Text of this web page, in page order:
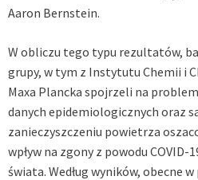
Aaron Bernstein.
W obliczu tego typu rezultatów,
grupy, w tym z Instytutu Chemii i
Maxa Plancka spojrzeli na
danych epidemiologicznych oraz
zanieczyszczeniu powietrza
wpływ na zgony z powodu COVID-
świata. Według wyników, obecne